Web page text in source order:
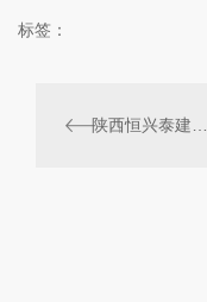
标签：